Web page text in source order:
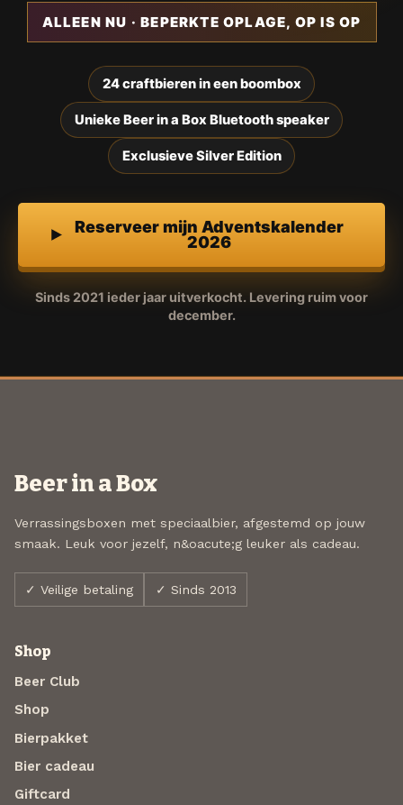
ALLEEN NU · BEPERKTE OPLAGE, OP IS OP
24 craftbieren in een boombox
Unieke Beer in a Box Bluetooth speaker
Exclusieve Silver Edition
Reserveer mijn Adventskalender
2026
Sinds 2021 ieder jaar uitverkocht. Levering ruim voor
december.
Beer in a Box
Verrassingsboxen met speciaalbier, afgestemd op jouw
smaak. Leuk voor jezelf, n&oacute;g leuker als cadeau.
✓ Veilige betaling ✓ Sinds 2013
Shop
Beer Club
Shop
Bierpakket
Bier cadeau
Giftcard